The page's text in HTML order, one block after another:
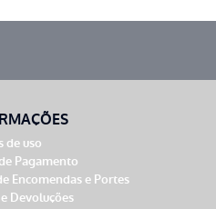
de uso
Pagamento
Encomendas e Portes
Devoluções